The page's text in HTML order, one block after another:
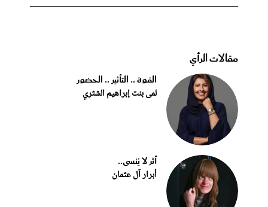
مقالات الرأي
القوة .. التأثير .. الحضور
لمى بنت إبراهيم الشثري
أثر لا يُنسى..
أبرار آل عثمان